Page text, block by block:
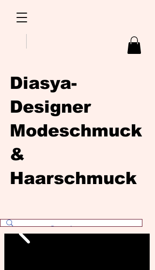
Diasya-
Designer
Modeschmuck
&
Haarschmuck